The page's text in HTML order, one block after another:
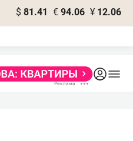
$ 81.41 € 94.06 ¥ 12.06